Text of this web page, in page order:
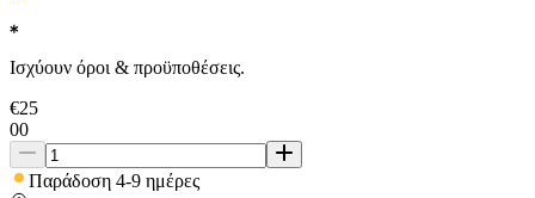
Ισχύουν όροι & προϋποθέσεις.
€25
00
Παράδοση 4-9 ημέρες